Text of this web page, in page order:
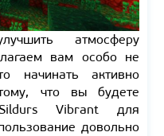
атмосферу
вам особо не
начинать активно
что вы будете
Vibrant для
довольно